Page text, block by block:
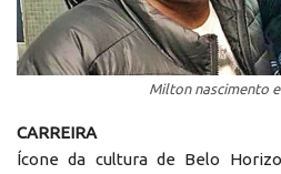
Milton nascimento
CARREIRA
Ícone da cultura de Belo